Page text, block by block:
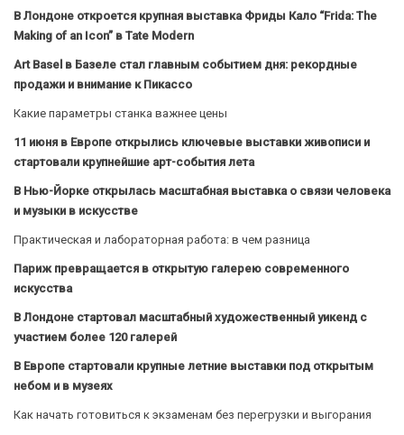
В Лондоне откроется крупная выставка Фриды Кало “Frida: The
Making of an Icon” в Tate Modern
Art Basel в Базеле стал главным событием дня: рекордные
продажи и внимание к Пикассо
Какие параметры станка важнее цены
11 июня в Европе открылись ключевые выставки живописи и
стартовали крупнейшие арт-события лета
В Нью-Йорке открылась масштабная выставка о связи человека
и музыки в искусстве
Практическая и лабораторная работа: в чем разница
Париж превращается в открытую галерею современного
искусства
В Лондоне стартовал масштабный художественный уикенд с
участием более 120 галерей
В Европе стартовали крупные летние выставки под открытым
небом и в музеях
Как начать готовиться к экзаменам без перегрузки и выгорания